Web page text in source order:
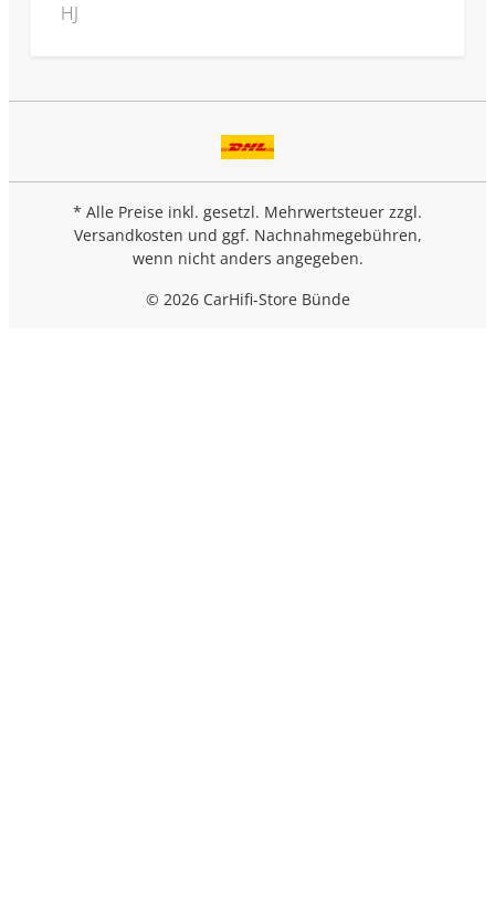
HJ
* Alle Preise inkl. gesetzl. Mehrwertsteuer zzgl.
Versandkosten und ggf. Nachnahmegebühren,
wenn nicht anders angegeben.
© 2026 CarHifi-Store Bünde